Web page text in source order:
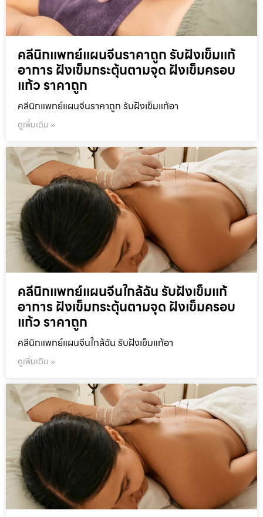
คลีนิกแพทย์แผนจีนราคาถูก รับฝังเข็มแก้
อาการ ฝังเข็มกระตุ้นตามจุด ฝังเข็มครอบ
แก้ว ราคาถูก
คลีนิกแพทย์แผนจีนราคาถูก รับฝังเข็มแก้อา
ดูเพิ่มเติม »
คลีนิกแพทย์แผนจีนใกล้ฉัน รับฝังเข็มแก้
อาการ ฝังเข็มกระตุ้นตามจุด ฝังเข็มครอบ
แก้ว ราคาถูก
คลีนิกแพทย์แผนจีนใกล้ฉัน รับฝังเข็มแก้อา
ดูเพิ่มเติม »